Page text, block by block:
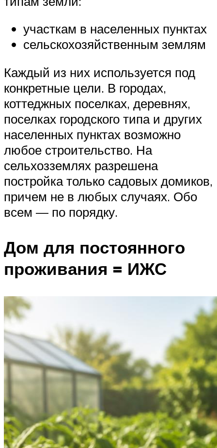
участкам в населенных пунктах
сельскохозяйственным землям
Каждый из них используется под
конкретные цели. В городах,
коттеджных поселках, деревнях,
поселках городского типа и других
населенных пунктах возможно
любое строительство. На
сельхозземлях разрешена
постройка только садовых домиков,
причем не в любых случаях. Обо
всем — по порядку.
Дом для постоянного
проживания = ИЖС